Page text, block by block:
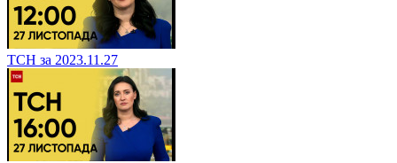
ТСН за 2023.11.27